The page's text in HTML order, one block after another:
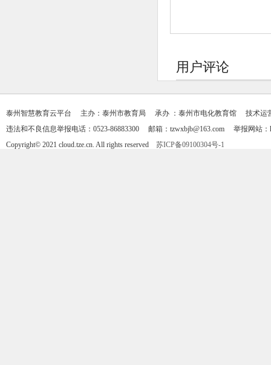
用户评论
泰州智慧教育云平台 主办：泰州市教育局 承办 ：泰州市电化教育馆 技术运营
违法和不良信息举报电话：0523-86883300 邮箱：tzwxbjb@163.com 举报网站
Copyright© 2021 cloud.tze.cn. All rights reserved 苏ICP备09100304号-1